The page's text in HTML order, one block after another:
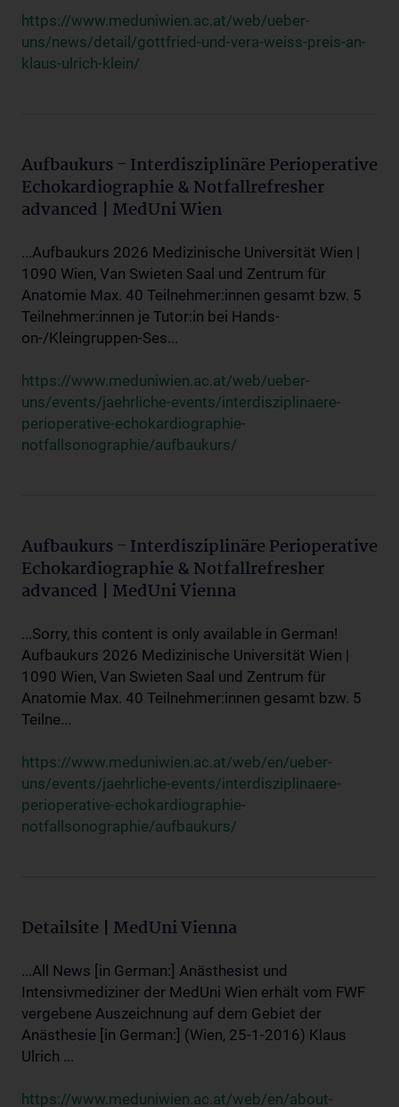
https://www.meduniwien.ac.at/web/ueber-
uns/news/detail/gottfried-und-vera-weiss-preis-an-
klaus-ulrich-klein/
Aufbaukurs - Interdisziplinäre Perioperative
Echokardiographie & Notfallrefresher
advanced | MedUni Wien
...Aufbaukurs 2026 Medizinische Universität Wien |
1090 Wien, Van Swieten Saal und Zentrum für
Anatomie Max. 40 Teilnehmer:innen gesamt bzw. 5
Teilnehmer:innen je Tutor:in bei Hands-
on-/Kleingruppen-Ses...
https://www.meduniwien.ac.at/web/ueber-
uns/events/jaehrliche-events/interdisziplinaere-
perioperative-echokardiographie-
notfallsonographie/aufbaukurs/
Aufbaukurs - Interdisziplinäre Perioperative
Echokardiographie & Notfallrefresher
advanced | MedUni Vienna
...Sorry, this content is only available in German!
Aufbaukurs 2026 Medizinische Universität Wien |
1090 Wien, Van Swieten Saal und Zentrum für
Anatomie Max. 40 Teilnehmer:innen gesamt bzw. 5
Teilne...
https://www.meduniwien.ac.at/web/en/ueber-
uns/events/jaehrliche-events/interdisziplinaere-
perioperative-echokardiographie-
notfallsonographie/aufbaukurs/
Detailsite | MedUni Vienna
...All News [in German:] Anästhesist und
Intensivmediziner der MedUni Wien erhält vom FWF
vergebene Auszeichnung auf dem Gebiet der
Anästhesie [in German:] (Wien, 25-1-2016) Klaus
Ulrich ...
https://www.meduniwien.ac.at/web/en/about-